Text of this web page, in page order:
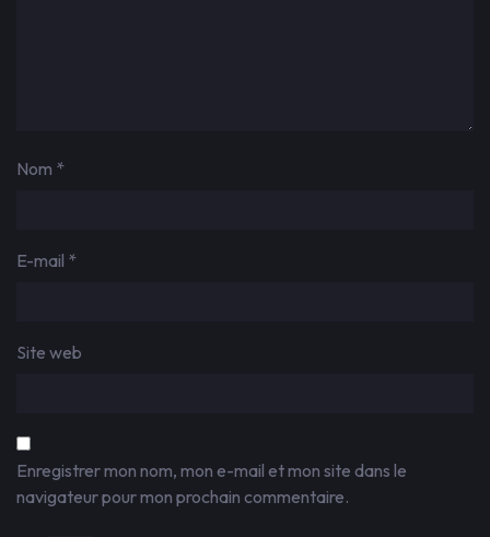
Nom *
E-mail *
Site web
Enregistrer mon nom, mon e-mail et mon site dans le
navigateur pour mon prochain commentaire.